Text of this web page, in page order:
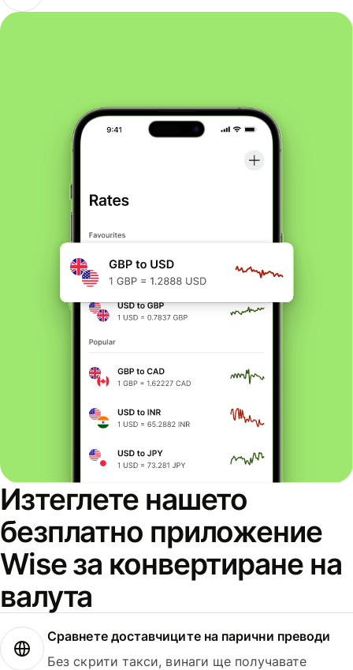
Изтеглете нашето
безплатно приложение
Wise за конвертиране на
валута
Сравнете доставчиците на парични преводи
Без скрити такси, винаги ще получавате